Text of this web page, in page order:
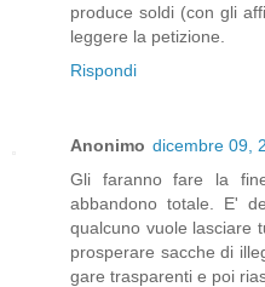
produce soldi (con gli
leggere la petizione.
Rispondi
Anonimo dicembre 09,
Gli faranno fare la
abbandono totale. E'
qualcuno vuole lasciare
prosperare sacche di
gare trasparenti e poi